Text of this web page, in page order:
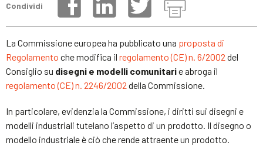
Condividi
La Commissione europea ha pubblicato una proposta di
Regolamento che modifica il regolamento (CE) n. 6/2002 del
Consiglio su disegni e modelli comunitarie abroga il
regolamento (CE) n. 2246/2002 della Commissione.
In particolare, evidenzia la Commissione, i diritti sui disegni e
modelli industriali tutelano l’aspetto di un prodotto. Il disegno o
modello industriale è ciò che rende attraente un prodotto.